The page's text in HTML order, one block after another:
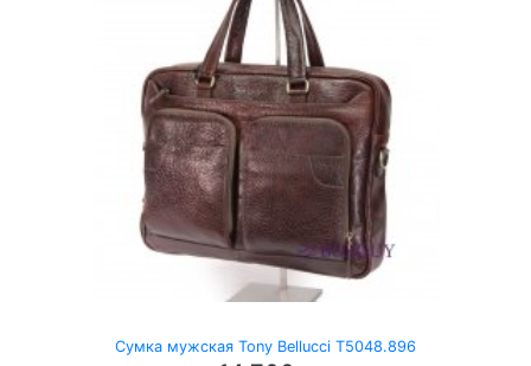
Сумка мужская Tony Bellucci T5048.896